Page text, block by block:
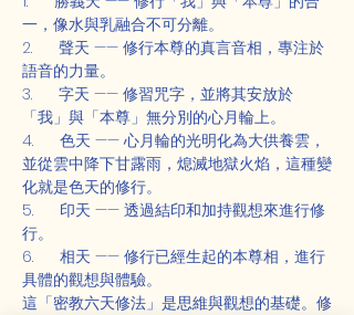
一，像水與乳融合不可分離。
2.      聲天 —— 修行本尊的真言音相，專注於
語音的力量。
3.      字天 —— 修習咒字，並將其安放於
「我」與「本尊」無分別的心月輪上。
4.      色天 —— 心月輪的光明化為大供養雲，
並從雲中降下甘露雨，熄滅地獄火焰，這種變
化就是色天的修行。
5.      印天 —— 透過結印和加持觀想來進行修
行。
6.      相天 —— 修行已經生起的本尊相，進行
具體的觀想與體驗。
這「密教六天修法」是思維與觀想的基礎。修